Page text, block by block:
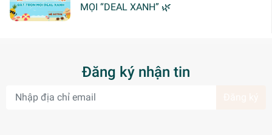
MỌI “DEAL XANH” 🌿
Đăng ký nhận tin